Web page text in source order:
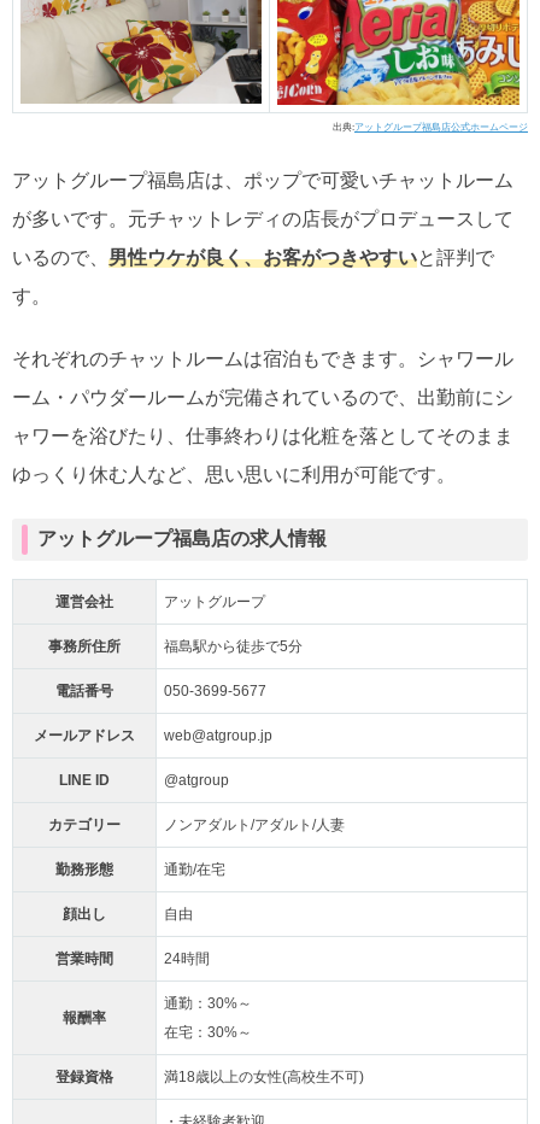
出典:アットグループ福島店公式ホームページ
アットグループ福島店は、ポップで可愛いチャットルーム
が多いです。元チャットレディの店長がプロデュースして
いるので、 男性ウケが良く、お客がつきやすいと評判で
す。
それぞれのチャットルームは宿泊もできます。シャワール
ーム・パウダールームが完備されているので、出勤前にシ
ャワーを浴びたり、仕事終わりは化粧を落としてそのまま
ゆっくり休む人など、思い思いに利用が可能です。
アットグループ福島店の求人情報
運営会社 アットグループ
事務所住所 福島駅から徒歩で5分
電話番号 050-3699-5677
メールアドレス web@atgroup.jp
LINE ID @atgroup
カテゴリー ノンアダルト/アダルト/人妻
勤務形態 通勤/在宅
顔出し 自由
営業時間 24時間
報酬率
通勤：30%～
在宅：30%～
登録資格 満18歳以上の女性(高校生不可)